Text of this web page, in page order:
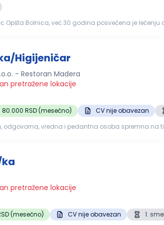
Opšta Bolnica, već 30 godina posvećena je
Higijeničar
- Restoran Madera
pretražene lokacije
RSD (mesečno) CV nije obavezan
odgovorna, vredna i pedantna osoba spremna na
pretražene lokacije
(mesečno) CV nije obavezan 1.